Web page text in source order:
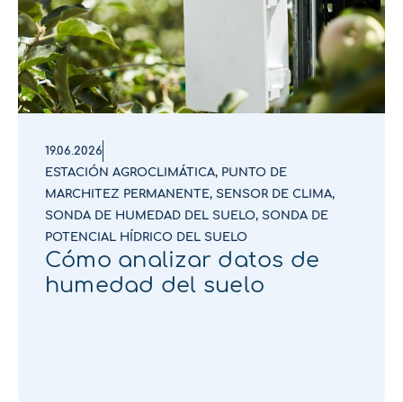
19.06.2026
ESTACIÓN AGROCLIMÁTICA, PUNTO DE
MARCHITEZ PERMANENTE, SENSOR DE CLIMA,
SONDA DE HUMEDAD DEL SUELO, SONDA DE
POTENCIAL HÍDRICO DEL SUELO
Cómo analizar datos de
humedad del suelo